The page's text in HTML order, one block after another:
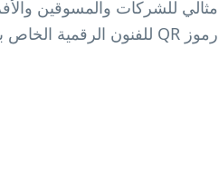
مثالي للشركات والمسوقين
رموز QR للفنون الرقمية الخاص بنا بإنشاء رموز ديناميكية يمكنك تتبعها وتحديثها في أي وقت.